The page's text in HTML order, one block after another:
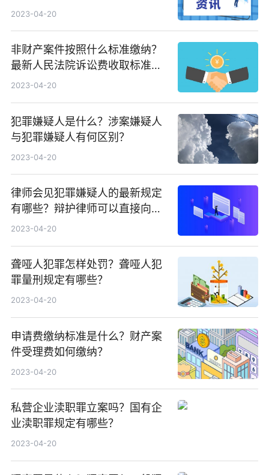
2023-04-20
非财产案件按照什么标准缴纳？
最新人民法院诉讼费收取标准是
怎样的？
2023-04-20
犯罪嫌疑人是什么？涉案嫌疑人
与犯罪嫌疑人有何区别？
2023-04-20
律师会见犯罪嫌疑人的最新规定
有哪些？辩护律师可以直接向犯
罪嫌疑人了解案件情况吗？
2023-04-20
聋哑人犯罪怎样处罚？聋哑人犯
罪量刑规定有哪些？
2023-04-20
申请费缴纳标准是什么？财产案
件受理费如何缴纳？
2023-04-20
私营企业渎职罪立案吗？国有企
业渎职罪规定有哪些？
2023-04-20